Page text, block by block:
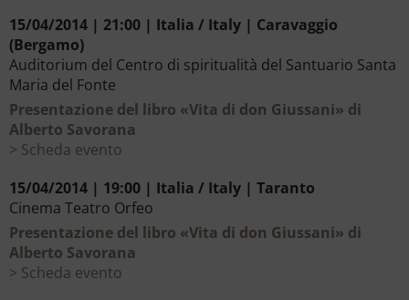
15/04/2014 | 21:00 | Italia / Italy | Caravaggio
(Bergamo)
Auditorium del Centro di spiritualità del Santuario Santa
Maria del Fonte
Presentazione del libro «Vita di don Giussani» di
Alberto Savorana
Scheda evento
15/04/2014 | 19:00 | Italia / Italy | Taranto
Cinema Teatro Orfeo
Presentazione del libro «Vita di don Giussani» di
Alberto Savorana
Scheda evento